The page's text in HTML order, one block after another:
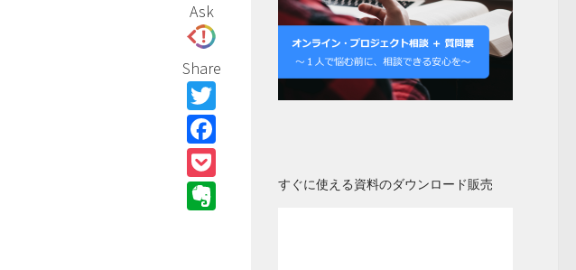
Ask
Share
Twitter
Evernoteすぐに使える資料のダウンロード販売